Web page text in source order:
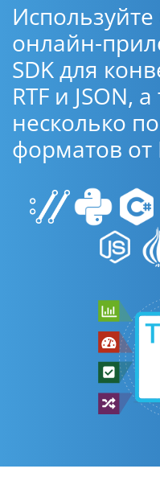
онлайн-
SDK для
RTF и JSON,
несколько
форматов